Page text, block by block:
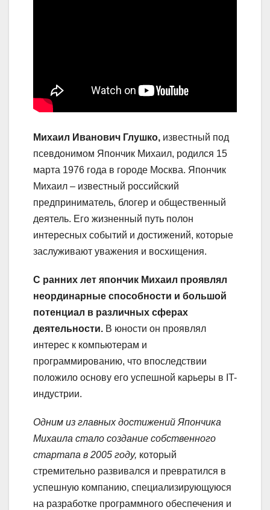
Михаил Иванович Глушко, известный под
псевдонимом Япончик Михаил, родился 15
марта 1976 года в городе Москва. Япончик
Михаил – известный российский
предприниматель, блогер и общественный
деятель. Его жизненный путь полон
интересных событий и достижений, которые
заслуживают уважения и восхищения.
С ранних лет япончик Михаил проявлял
неординарные способности и большой
потенциал в различных сферах
деятельности. В юности он проявлял
интерес к компьютерам и
программированию, что впоследствии
положило основу его успешной карьеры в IT-
индустрии.
Одним из главных достижений Япончика
Михаила стало создание собственного
стартапа в 2005 году, который
стремительно развивался и превратился в
успешную компанию, специализирующуюся
на разработке программного обеспечения и